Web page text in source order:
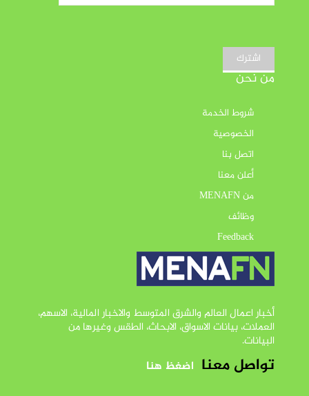
اشترك
من نحن
شروط الخدمة
الخصوصية
اتصل بنا
أعلن معنا
من MENAFN
وظائف
Feedback
أخبار اعمال العالم والشرق المتوسط والاخبار المالية، الاسهم،
العملات، بيانات الاسواق، الابحاث، الطقس وغيرها من
البيانات.
تواصل معنا اضغظ هنا